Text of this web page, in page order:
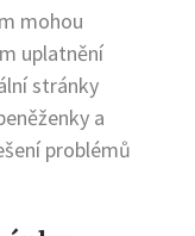
mohou
uplatnění
stránky
a
problémů